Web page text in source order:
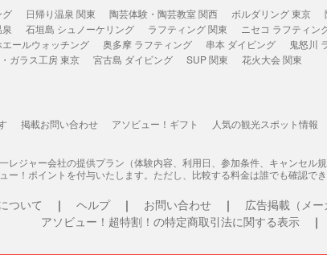
グ 日帰り温泉 関東 陶芸体験・陶芸教室 関西 ボルダリング 東京
石垣島 シュノーケリング ラフティング 関東 ニセコ ラフティン
ールウォッチング 奥多摩 ラフティング 串本 ダイビング 鬼怒川
ガラス工房 東京 宮古島 ダイビング SUP 関東 花火大会 関東
掲載お問い合わせ アソビュー！ギフト 人気の観光スポット情報
レジャー会社の提供プラン（体験内容、利用日、参加条件、キャンセ
ー！ポイントを付与いたします。ただし、比較する料金は誰でも確認で
ついて ヘルプ お問い合わせ 広告掲載（メ
アソビュー！超特割！の特定商取引法に関する表示